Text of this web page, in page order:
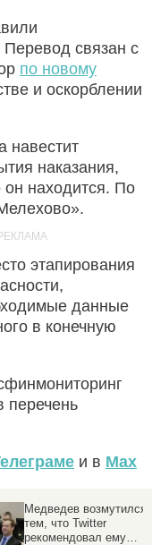
связан с
по новому
и оскорблении
навестит
наказания,
он находится. По
этапирования
данные
в конечную
перечень
и в Max
Медведев возмутился
тем, что Twitter
рекомендовал ему